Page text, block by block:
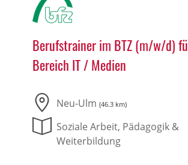
Berufstrainer im BTZ (m/w/d)
Bereich IT / Medien
Neu-Ulm (46.3 km)
Soziale Arbeit, Pädagogik &
Weiterbildung